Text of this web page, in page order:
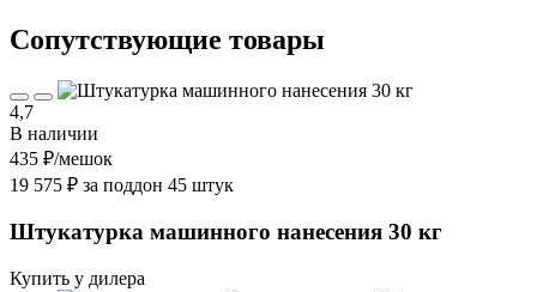
Cопутствующие товары
4,7
В наличии
435 ₽/мешок
19 575 ₽ за поддон 45 штук
Штукатурка машинного нанесения 30 кг
Купить у дилера